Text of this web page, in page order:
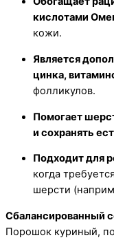
кислотами
кожи.
Является
цинка,
фолликулов.
Помогает
и сохранять
Подходит для
когда
шерсти
Сбалансированный
Порошок куриный,